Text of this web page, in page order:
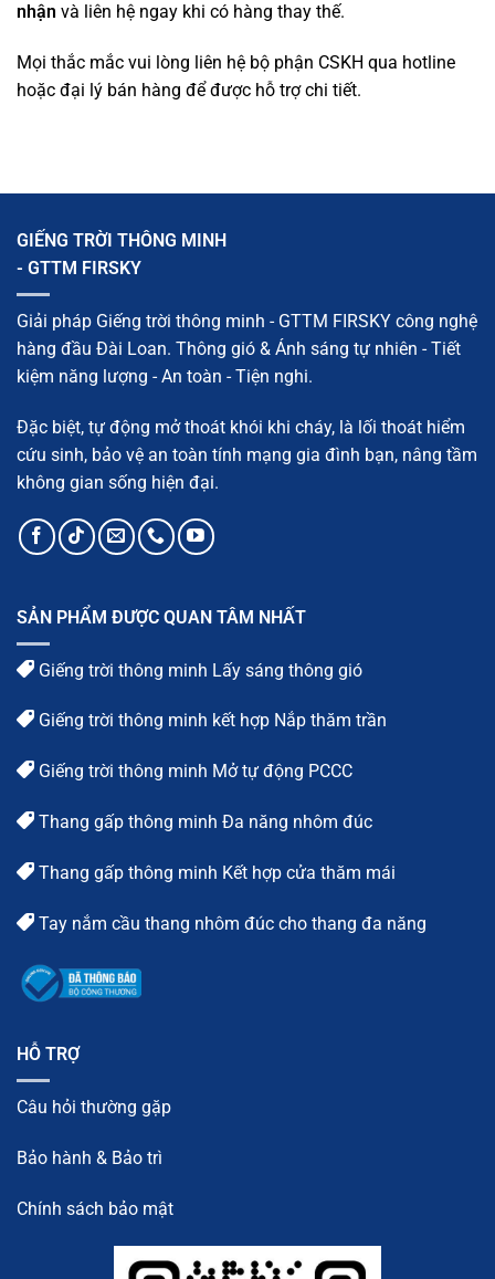
nhận và liên hệ ngay khi có hàng thay thế.
Mọi thắc mắc vui lòng liên hệ bộ phận CSKH qua hotline
hoặc đại lý bán hàng để được hỗ trợ chi tiết.
GIẾNG TRỜI THÔNG MINH
- GTTM FIRSKY
Giải pháp Giếng trời thông minh - GTTM FIRSKY công nghệ
hàng đầu Đài Loan. Thông gió & Ánh sáng tự nhiên - Tiết
kiệm năng lượng - An toàn - Tiện nghi.
Đặc biệt, tự động mở thoát khói khi cháy, là lối thoát hiểm
cứu sinh, bảo vệ an toàn tính mạng gia đình bạn, nâng tầm
không gian sống hiện đại.
SẢN PHẨM ĐƯỢC QUAN TÂM NHẤT
Giếng trời thông minh Lấy sáng thông gió
Giếng trời thông minh kết hợp Nắp thăm trần
Giếng trời thông minh Mở tự động PCCC
Thang gấp thông minh Đa năng nhôm đúc
Thang gấp thông minh Kết hợp cửa thăm mái
Tay nắm cầu thang nhôm đúc cho thang đa năng
HỖ TRỢ
Câu hỏi thường gặp
Bảo hành & Bảo trì
Chính sách bảo mật